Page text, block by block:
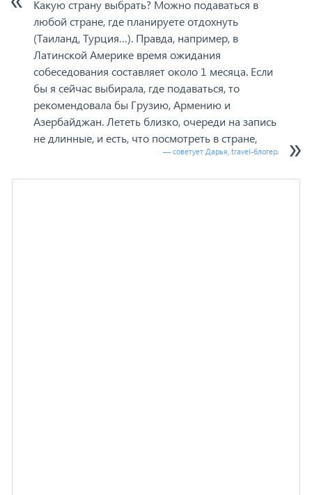
Какую страну выбрать? Можно подаваться в
любой стране, где планируете отдохнуть
(Таиланд, Турция…). Правда, например, в
Латинской Америке время ожидания
собеседования составляет около 1 месяца. Если
бы я сейчас выбирала, где подаваться, то
рекомендовала бы Грузию, Армению и
Азербайджан. Лететь близко, очереди на запись
не длинные, и есть, что посмотреть в стране,
— советует Дарья, travel-блогер.